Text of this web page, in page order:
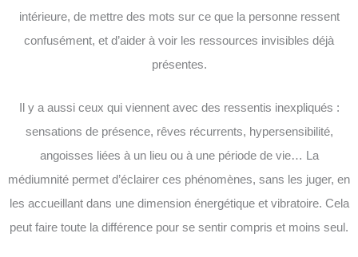
intérieure, de mettre des mots sur ce que la personne ressent
confusément, et d’aider à voir les ressources invisibles déjà
présentes.
Il y a aussi ceux qui viennent avec des ressentis inexpliqués :
sensations de présence, rêves récurrents, hypersensibilité,
angoisses liées à un lieu ou à une période de vie… La
médiumnité permet d’éclairer ces phénomènes, sans les juger, en
les accueillant dans une dimension énergétique et vibratoire. Cela
peut faire toute la différence pour se sentir compris et moins seul.